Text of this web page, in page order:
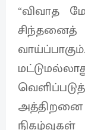
“விவாத
சிந்தனைத்
நிகழ்வுகள்